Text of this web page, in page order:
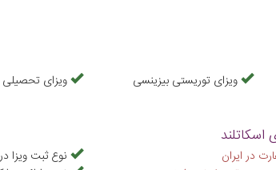
ویزای توریستی بیزینسی ویزای تحصیلی
اسکاتلند
در ایران
نوع ثبت ویزا